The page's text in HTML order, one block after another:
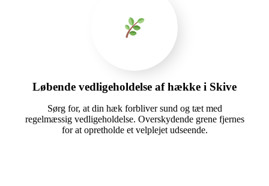
Løbende vedligeholdelse af hække i Skive
Sørg for, at din hæk forbliver sund og tæt med
regelmæssig vedligeholdelse. Overskydende grene fjernes
for at opretholde et velplejet udseende.